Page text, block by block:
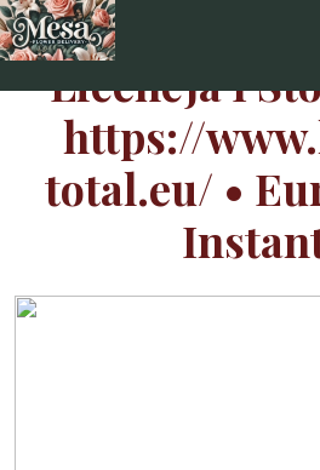
Skip
to
Licencja I
https://
total.eu/ •